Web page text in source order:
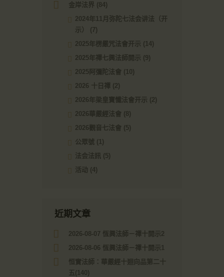
金岸法界 (84)
2024年11月弥陀七法会讲法（开
示）
(7)
2025年楞嚴咒法會开示 (14)
2025年禪七興法師開示 (9)
2025阿彌陀法會 (10)
2026 十日禪
(2)
2026年梁皇寶懺法會开示 (2)
2026華嚴經法會 (8)
2026觀音七法會 (5)
公眾號
(1)
法会法訊 (5)
活动 (4)
近期文章
2026-08-07 恆興法師－禪十開示2
2026-08-06 恆興法師－禪十開示1
恒實法師：華嚴經十迴向品第二十
五(140)